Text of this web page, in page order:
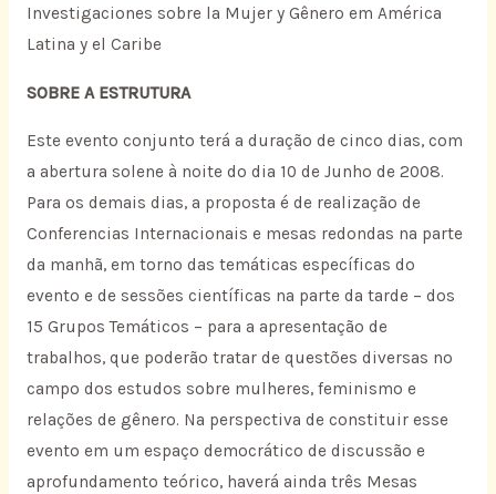
Investigaciones sobre la Mujer y Gênero em América
Latina y el Caribe
SOBRE A ESTRUTURA
Este evento conjunto terá a duração de cinco dias, com
a abertura solene à noite do dia 10 de Junho de 2008.
Para os demais dias, a proposta é de realização de
Conferencias Internacionais e mesas redondas na parte
da manhã, em torno das temáticas específicas do
evento e de sessões científicas na parte da tarde – dos
15 Grupos Temáticos – para a apresentação de
trabalhos, que poderão tratar de questões diversas no
campo dos estudos sobre mulheres, feminismo e
relações de gênero. Na perspectiva de constituir esse
evento em um espaço democrático de discussão e
aprofundamento teórico, haverá ainda três Mesas